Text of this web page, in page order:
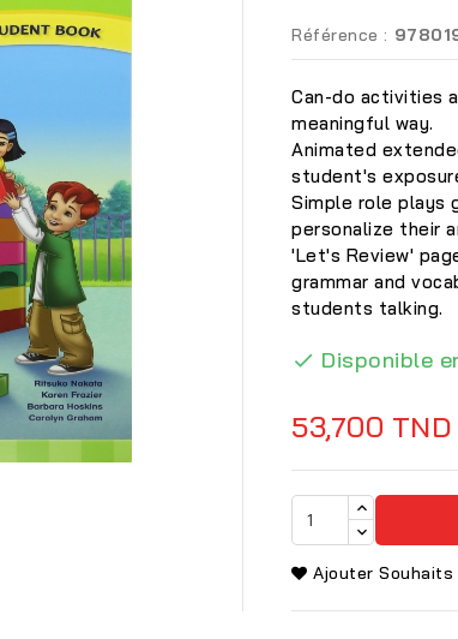
Référence :
Can-do activities
meaningful way.
Animated
student's
Simple role plays
personalize their
'Let's Review'
grammar and
students talking.
 Disponible
53,700 TND
Ajouter Souhaits